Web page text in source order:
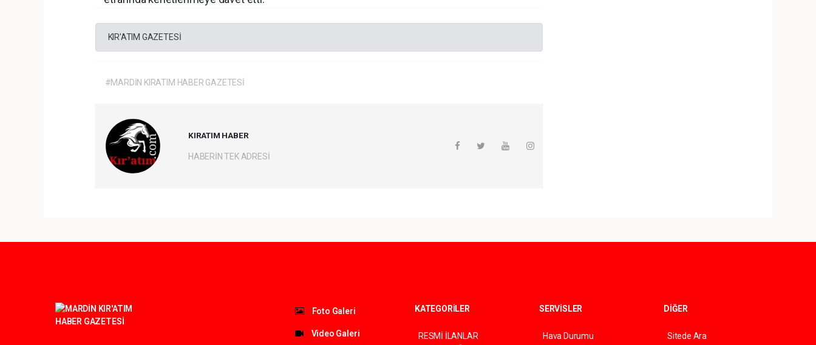
KIR'ATIM GAZETESİ
#MARDİN KIRATIM HABER GAZETESİ
KIRATIM HABER
HABERİN TEK ADRESİ
Foto Galeri
Video Galeri
KATEGORİLER
RESMİ İLANLAR
SERVİSLER
Hava Durumu
DİĞER
Sitede Ara